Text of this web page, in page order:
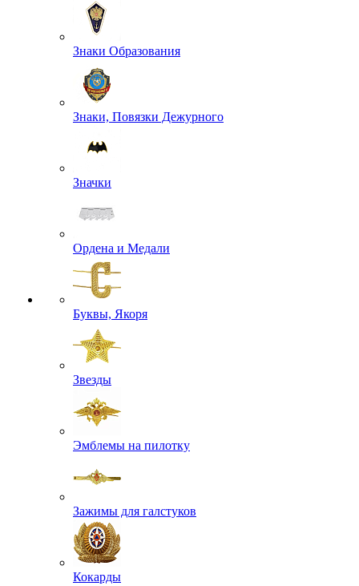
Знаки Образования
Знаки, Повязки Дежурного
Значки
Ордена и Медали
Буквы, Якоря
Звезды
Эмблемы на пилотку
Зажимы для галстуков
Кокарды